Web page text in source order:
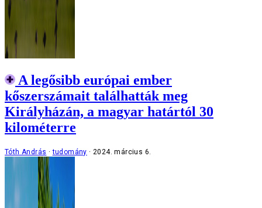
A legősibb európai ember
kőszerszámait találhatták meg
Királyházán, a magyar határtól 30
kilométerre
Tóth András tudomány 2024. március 6.